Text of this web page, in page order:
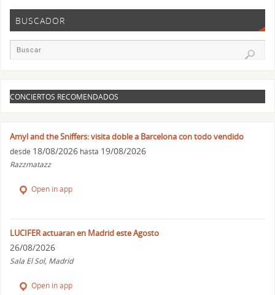
BUSCADOR
CONCIERTOS RECOMENDADOS
Amyl and the Sniffers: visita doble a Barcelona con todo vendido
desde 18/08/2026 hasta 19/08/2026
Razzmatazz
Open in app
LUCIFER actuaran en Madrid este Agosto
26/08/2026
Sala El Sol, Madrid
Open in app